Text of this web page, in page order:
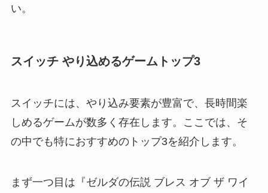
い。
スイッチ やり込めるゲームトップ3
スイッチには、やり込み要素が豊富で、長時間楽
しめるゲームが数多く存在します。ここでは、そ
の中でも特におすすめのトップ3を紹介します。
まず一つ目は『ゼルダの伝説 ブレス オブ ザ ワイ